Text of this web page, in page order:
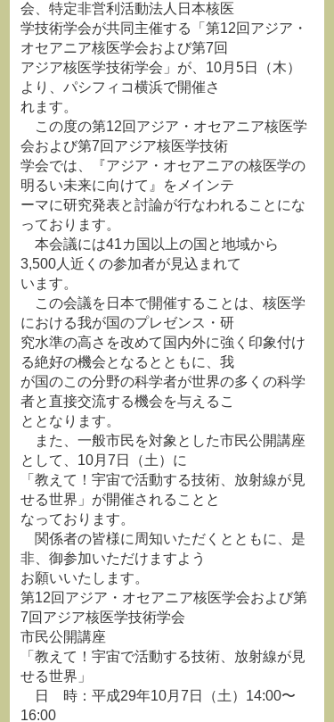
会、特定非営利活動法人日本核医
学技術学会が共同主催する「第12回アジア・
オセアニア核医学会および第7回
アジア核医学技術学会」が、10月5日（木）
より、パシフィコ横浜で開催さ
れます。
この度の第12回アジア・オセアニア核医学
会および第7回アジア核医学技術
学会では、『アジア・オセアニアの核医学の
明るい未来に向けて』をメインテ
ーマに研究発表と討論が行なわれることにな
っております。
本会議には41カ国以上の国と地域から
3,500人近くの参加者が見込まれて
います。
この会議を日本で開催することは、核医学
における我が国のプレゼンス・研
究水準の高さを改めて国内外に強く印象付け
る絶好の機会となるとともに、我
が国のこの分野の科学者が世界の多くの科学
者と直接交流する機会を与えるこ
ととなります。
また、一般市民を対象とした市民公開講座
として、10月7日（土）に
「教えて！宇宙で活動する技術、放射線が見
せる世界」が開催されることと
なっております。
関係者の皆様に周知いただくとともに、是
非、御参加いただけますよう
お願いいたします。
第12回アジア・オセアニア核医学会および第
7回アジア核医学技術学会
市民公開講座
「教えて！宇宙で活動する技術、放射線が見
せる世界」
日 時：平成29年10月7日（土）14:00〜
16:00